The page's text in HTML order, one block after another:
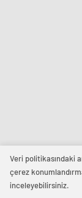
Veri politikasındaki
çerez
inceleyebilirsiniz.